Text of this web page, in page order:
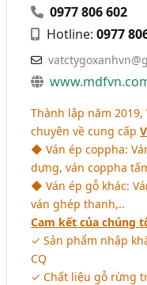
0977 806 602
Hotline:0977
Thành lập năm 2019,
chuyên về cung cấp
◆ Ván ép coppha:
dựng, ván coppha
◆ Ván ép gỗ khác:
ván ghép thanh,..
Cam kết của chúng
✓ Sản phẩm nhập
CQ
✓ Chất liệu gỗ rừng